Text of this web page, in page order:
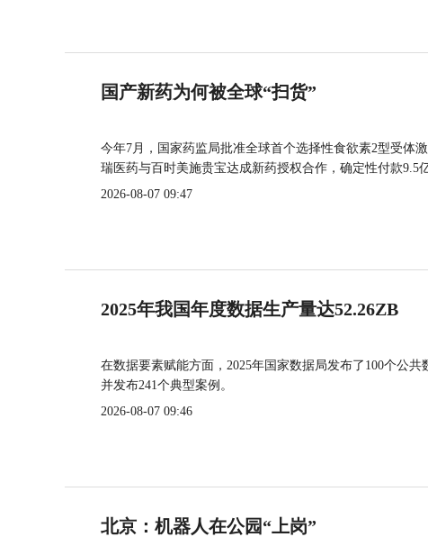
国产新药为何被全球“扫货”
今年7月，国家药监局批准全球首个选择性食欲素2型受体
瑞医药与百时美施贵宝达成新药授权合作，确定性付款
2026-08-07 09:47
2025年我国年度数据生产量达52.26ZB
在数据要素赋能方面，2025年国家数据局发布了100个公
并发布241个典型案例。
2026-08-07 09:46
北京：机器人在公园“上岗”